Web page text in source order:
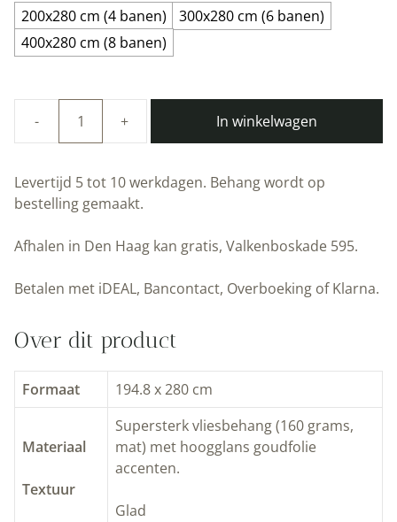
200x280 cm (4 banen)
300x280 cm (6 banen)
400x280 cm (8 banen)
Marmer
High
Gloss
Gold
|
Amsterdam
|
Peltenburg
Natuurverf
aantal
In winkelwagen
Levertijd 5 tot 10 werkdagen. Behang wordt op
bestelling gemaakt.
Afhalen in Den Haag kan gratis, Valkenboskade 595.
Betalen met iDEAL, Bancontact, Overboeking of Klarna.
Over dit product
Formaat 194.8 x 280 cm
Materiaal
Textuur
Supersterk vliesbehang (160 grams,
mat) met hoogglans goudfolie
accenten.
Glad